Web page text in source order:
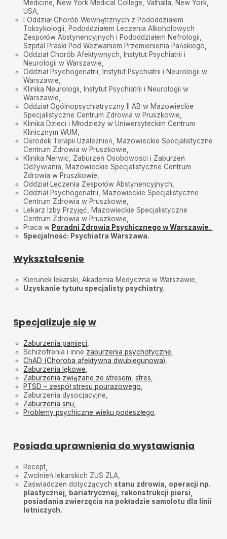
Medicine, New York Medical College, Valhalla, New York,
USA,
I Oddział Chorób Wewnętrznych z Pododdziałem
Toksykologii, Pododdziałem Leczenia Alkoholowych
Zespołów Abstynencyjnych i Pododdziałem Nefrologii,
Szpital Praski Pod Wezwaniem Przemienienia Pańskiego,
Oddział Chorób Afektywnych, Instytut Psychiatrii i
Neurologii w Warszawie,
Oddział Psychogeriatrii, Instytut Psychiatrii i Neurologii w
Warszawie,
Klinika Neurologii, Instytut Psychiatrii i Neurologii w
Warszawie,
Oddział Ogólnopsychiatryczny II AB w Mazowieckie
Specjalistyczne Centrum Zdrowia w Pruszkowie,
Klinika Dzieci i Młodzieży w Uniwersyteckim Centrum
Klinicznym WUM,
Ośrodek Terapii Uzależnień, Mazowieckie Specjalistyczne
Centrum Zdrowia w Pruszkowie,
Klinika Nerwic, Zaburzeń Osobowości i Zaburzeń
Odżywiania, Mazowieckie Specjalistyczne Centrum
Zdrowia w Pruszkowie,
Oddział Leczenia Zespołów Abstynencyjnych,
Oddział Psychogeriatrii, Mazowieckie Specjalistyczne
Centrum Zdrowia w Pruszkowie,
Lekarz Izby Przyjęć, Mazowieckie Specjalistyczne
Centrum Zdrowia w Pruszkowie,
Praca w Poradni Zdrowia Psychicznego w Warszawie.
Specjalność: Psychiatra Warszawa.
Wykształcenie
Kierunek lekarski, Akademia Medyczna w Warszawie,
Uzyskanie tytułu specjalisty psychiatry.
Specjalizuje się w
Zaburzenia pamięci
Schizofrenia i inne zaburzenia psychotyczne
ChAD (Choroba afektywna dwubiegunowa)
Zaburzenia lękowe
Zaburzenia związane ze stresem ,stres
PTSD – zespół stresu pourazowego
Zaburzenia dysocjacyjne,
Zaburzenia snu
Problemy psychiczne wieku podeszłego.
Posiada uprawnienia do wystawiania
Recept,
Zwolnień lekarskich ZUS ZLA,
Zaświadczeń dotyczących stanu zdrowia, operacji np.
plastycznej, bariatrycznej, rekonstrukcji piersi,
posiadania zwierzęcia na pokładzie samolotu dla linii
lotniczych.